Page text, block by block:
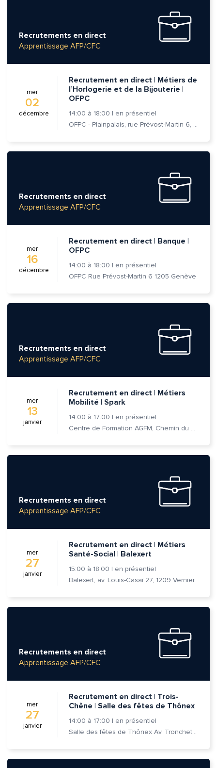
Recrutements en direct
Apprentissage AFP/CFC
mer.
02
décembre
Recrutement en direct | Métiers de
l’Horlogerie et de la Bijouterie |
OFPC
14:00 à 18:00 | en présentiel
OFPC - Plainpalais, rue Prévost-Martin 6, 1205 Genève
Recrutements en direct
Apprentissage AFP/CFC
mer.
16
décembre
Recrutement en direct | Banque |
OFPC
14:00 à 18:00 | en présentiel
OFPC Rue Prévost-Martin 6 1205 Genève
Recrutements en direct
Apprentissage AFP/CFC
mer.
13
janvier
Recrutement en direct | Métiers
Mobilité | Spark
14:00 à 17:00 | en présentiel
Centre de Formation AGFM, Chemin du Champ-des-Filles 6A 1er étage, 1228 Plan-les-Ouates
Recrutements en direct
Apprentissage AFP/CFC
mer.
27
janvier
Recrutement en direct | Métiers
Santé-Social | Balexert
15:00 à 18:00 | en présentiel
Balexert, av. Louis-Casaï 27, 1209 Vernier
Recrutements en direct
Apprentissage AFP/CFC
mer.
27
janvier
Recrutement en direct | Trois-
Chêne | Salle des fêtes de Thônex
14:00 à 17:00 | en présentiel
Salle des fêtes de Thônex Av. Tronchet 18 - 1226 Thônex
Adresse e-mail*
Quelle est la pertinence de cette page?